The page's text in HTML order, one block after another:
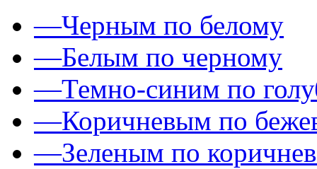
—Черным по белому
—Белым по черному
—Темно-синим по
—Коричневым по
—Зеленым по